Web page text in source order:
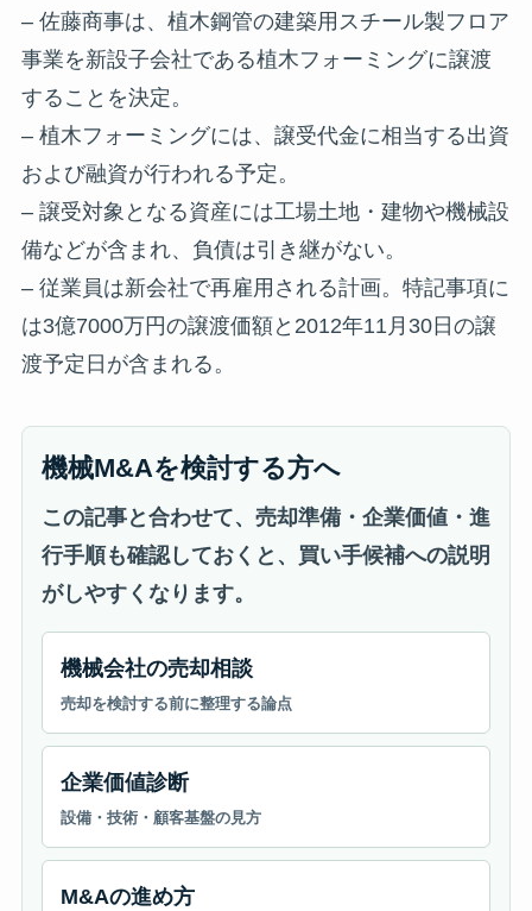
– 佐藤商事は、植木鋼管の建築用スチール製フロア
事業を新設子会社である植木フォーミングに譲渡
することを決定。
– 植木フォーミングには、譲受代金に相当する出資
および融資が行われる予定。
– 譲受対象となる資産には工場土地・建物や機械設
備などが含まれ、負債は引き継がない。
– 従業員は新会社で再雇用される計画。特記事項に
は3億7000万円の譲渡価額と2012年11月30日の譲
渡予定日が含まれる。
機械M&Aを検討する方へ
この記事と合わせて、売却準備・企業価値・進
行手順も確認しておくと、買い手候補への説明
がしやすくなります。
機械会社の売却相談
売却を検討する前に整理する論点
企業価値診断
設備・技術・顧客基盤の見方
M&Aの進め方